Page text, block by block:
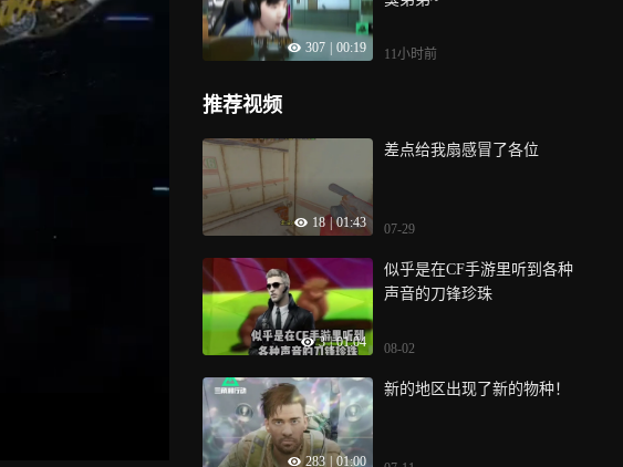
307 00:19 11小时前
推荐视频
18 01:43
差点给我扇感冒了各位
07-29
3 | 01:04
似乎是在CF手游里听到各种
声音的刀锋珍珠
08-02
283 01:00
新的地区出现了新的物种！